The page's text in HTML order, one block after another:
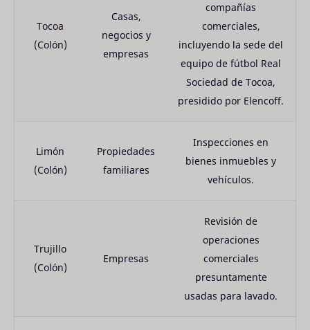
Tocoa
(Colón)
Casas,
negocios y
empresas
compañías
comerciales,
incluyendo la sede del
equipo de fútbol Real
Sociedad de Tocoa,
presidido por Elencoff.
Limón
(Colón)
Propiedades
familiares
Inspecciones en
bienes inmuebles y
vehículos.
Trujillo
(Colón)
Empresas
Revisión de
operaciones
comerciales
presuntamente
usadas para lavado.